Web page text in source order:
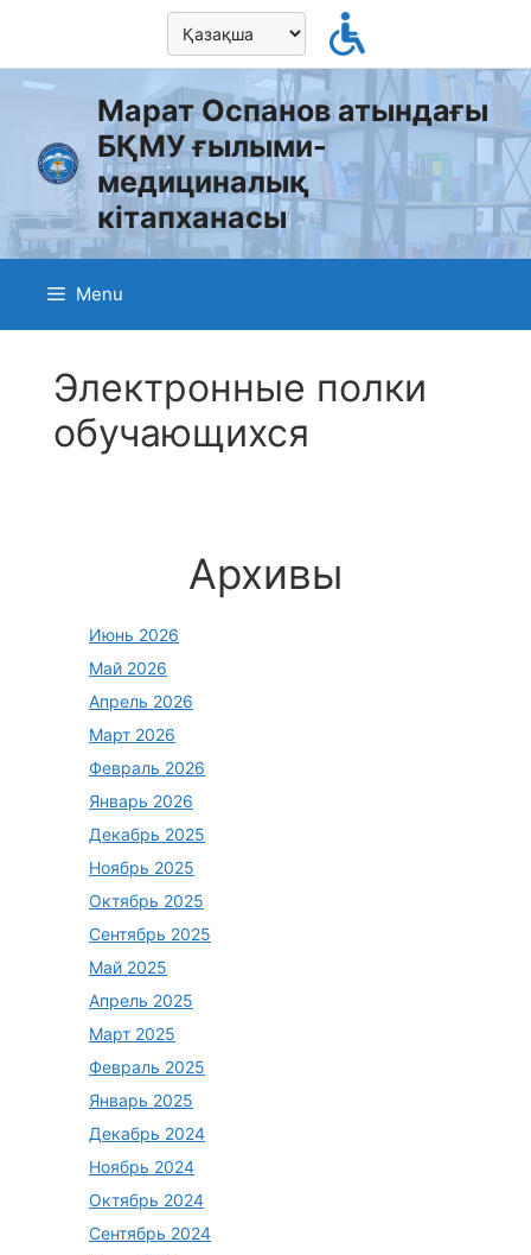
Марат Оспанов атындағы
БҚМУ ғылыми-
медициналық
кітапханасы
Menu
Электронные полки
обучающихся
Архивы
Июнь 2026
Май 2026
Апрель 2026
Март 2026
Февраль 2026
Январь 2026
Декабрь 2025
Ноябрь 2025
Октябрь 2025
Сентябрь 2025
Май 2025
Апрель 2025
Март 2025
Февраль 2025
Январь 2025
Декабрь 2024
Ноябрь 2024
Октябрь 2024
Сентябрь 2024